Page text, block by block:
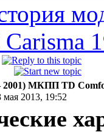
2001) MКПП TD
мая 2013, 19:52